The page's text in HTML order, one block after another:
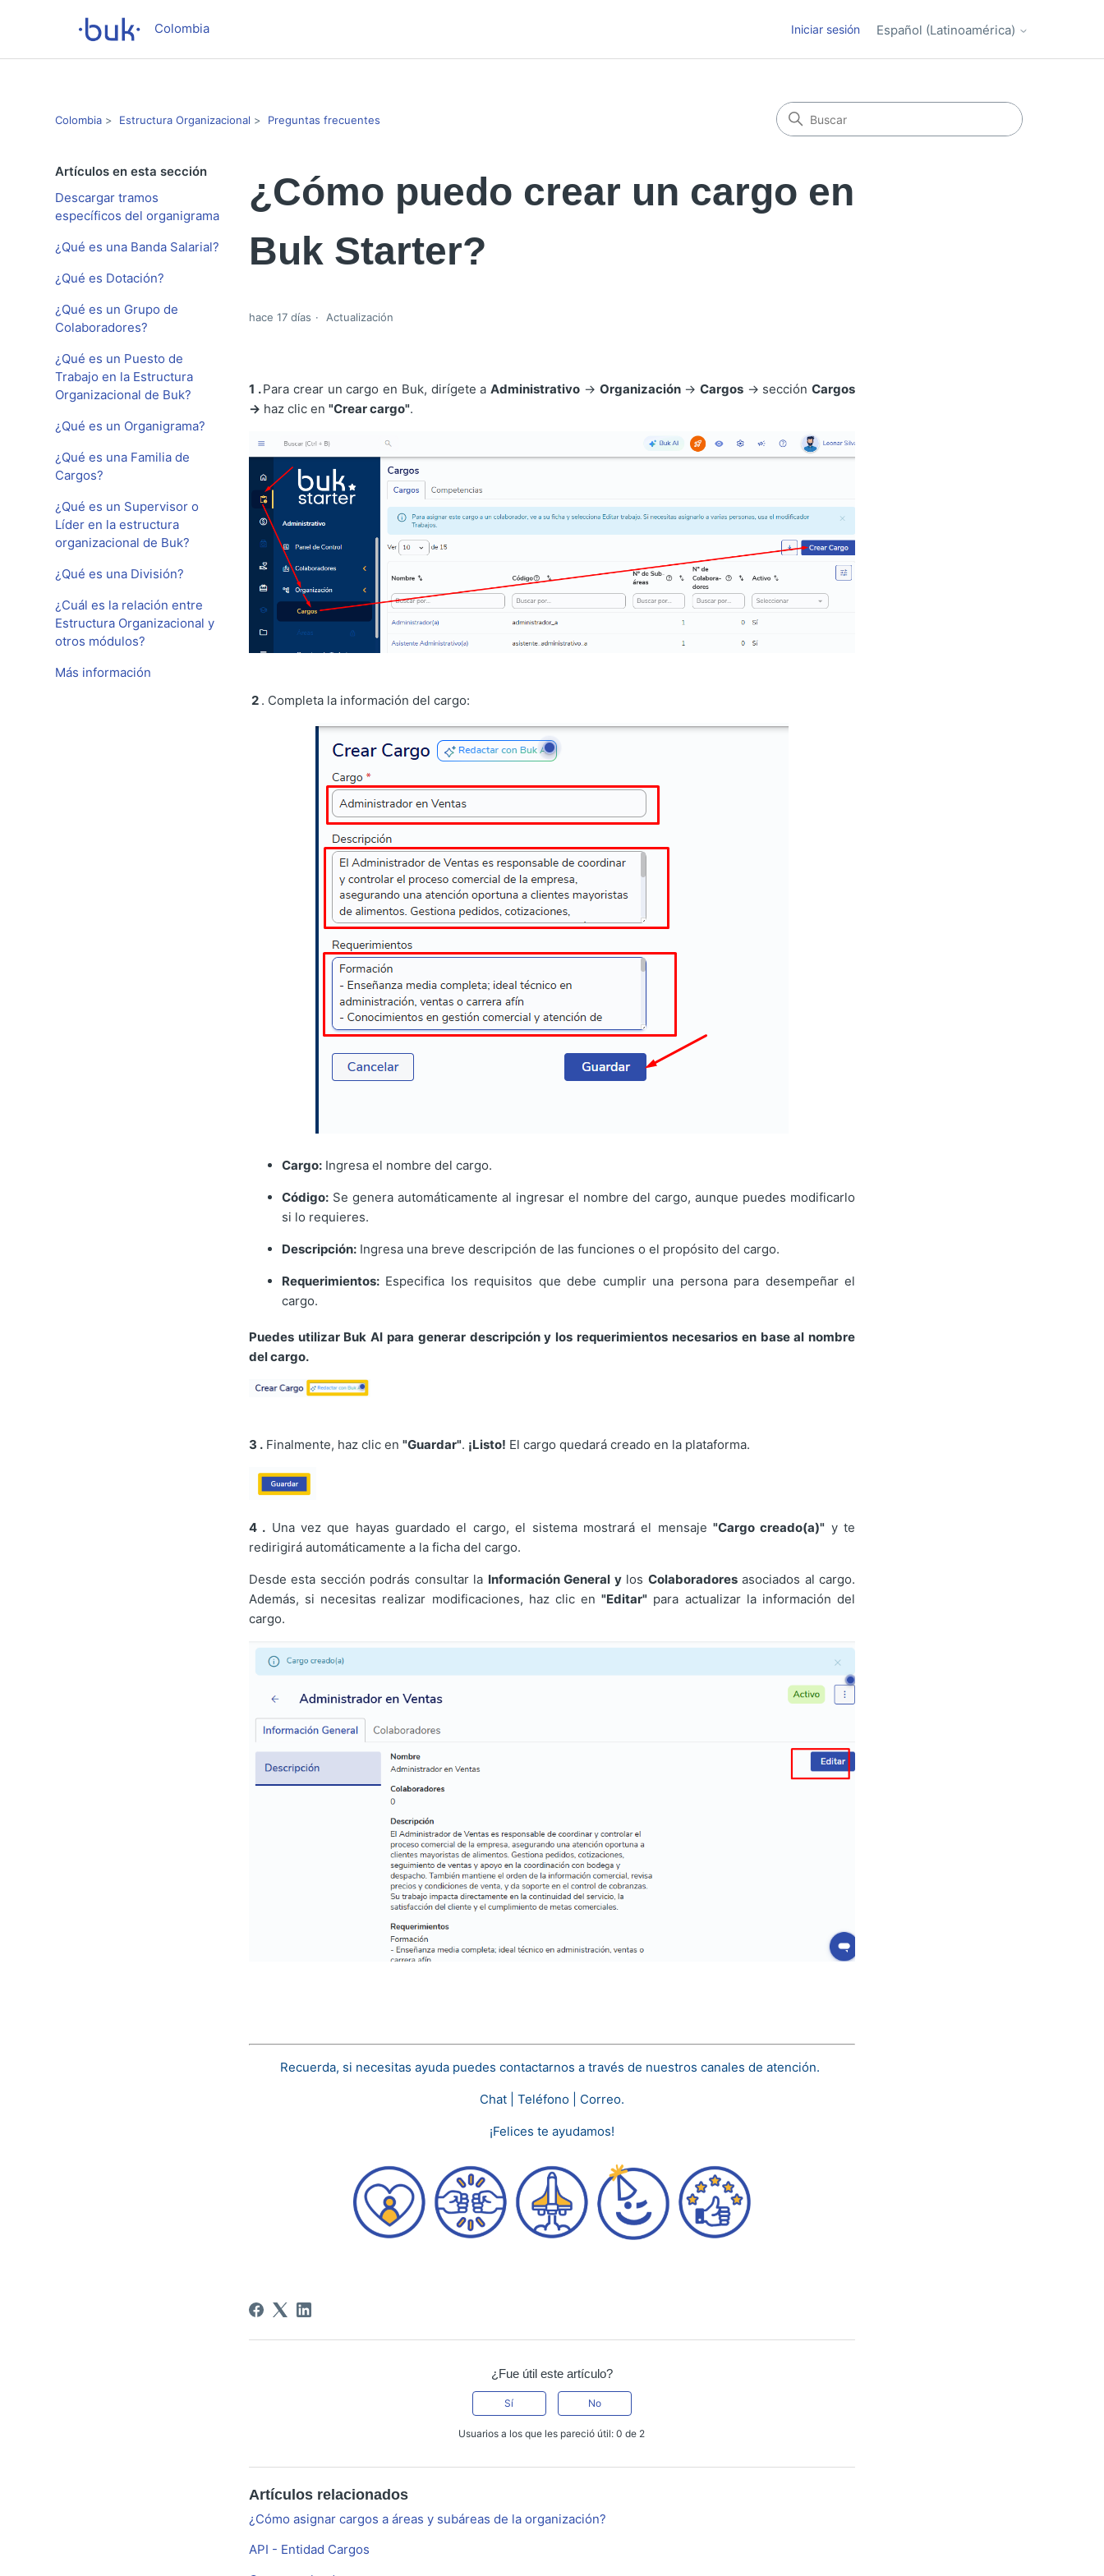
Colombia Iniciar sesión Español (Latinoamérica)
Colombia Estructura Organizacional Preguntas frecuentes
Artículos en esta sección
Descargar tramos
específicos del organigrama
¿Qué es una Banda Salarial?
¿Qué es Dotación?
¿Qué es un Grupo de
Colaboradores?
¿Qué es un Puesto de
Trabajo en la Estructura
Organizacional de Buk?
¿Qué es un Organigrama?
¿Qué es una Familia de
Cargos?
¿Qué es un Supervisor o
Líder en la estructura
organizacional de Buk?
¿Qué es una División?
¿Cuál es la relación entre
Estructura Organizacional y
otros módulos?
Más información
¿Cómo puedo crear un cargo en
Buk Starter?
hace 17 días Actualización
1 .Para crear un cargo en Buk, dirígete aAdministrativo → Organización→ Cargos → secciónCargos
→ haz clic en "Crear cargo".
2 . Completa la información del cargo:
Cargo:Ingresa el nombre del cargo.
Código:Se genera automáticamente al ingresar el nombre del cargo, aunque puedes modificarlo
si lo requieres.
Descripción:Ingresa una breve descripción de las funciones o el propósito del cargo.
Requerimientos:Especifica los requisitos que debe cumplir una persona para desempeñar el
cargo.
Puedes utilizar Buk AI para generar descripción y los requerimientos necesarios en base al nombre
del cargo.
3 .Finalmente, haz clic en "Guardar". ¡Listo! El cargo quedará creado en la plataforma.
4 . Una vez que hayas guardado el cargo, el sistema mostrará el mensaje"Cargo creado(a)" y te
redirigirá automáticamente a la ficha del cargo.
Desde esta sección podrás consultar la Información General ylos Colaboradoresasociados al cargo.
Además, si necesitas realizar modificaciones, haz clic en"Editar" para actualizar la información del
cargo.
Recuerda, si necesitas ayuda puedes contactarnos a través de nuestros canales de atención.
Chat | Teléfono | Correo.
¡Felices te ayudamos!
¿Fue útil este artículo?
Sí No
Usuarios a los que les pareció útil: 0 de 2
Artículos relacionados
¿Cómo asignar cargos a áreas y subáreas de la organización?
API - Entidad Cargos